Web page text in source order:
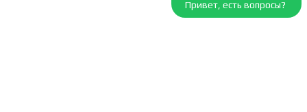
Привет, есть вопросы?